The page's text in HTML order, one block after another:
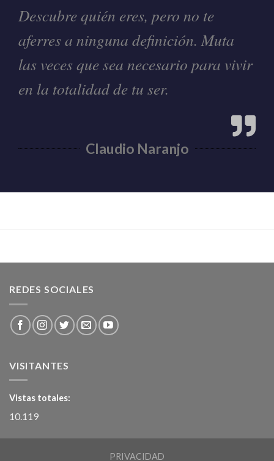
Descubre quién eres, pero no te
aferres a ninguna definición. Muta
las veces que sea necesario para vivir
en la totalidad de tu ser.
Claudio Naranjo
REDES SOCIALES
VISITANTES
Vistas totales:
10.119
PRIVACIDAD